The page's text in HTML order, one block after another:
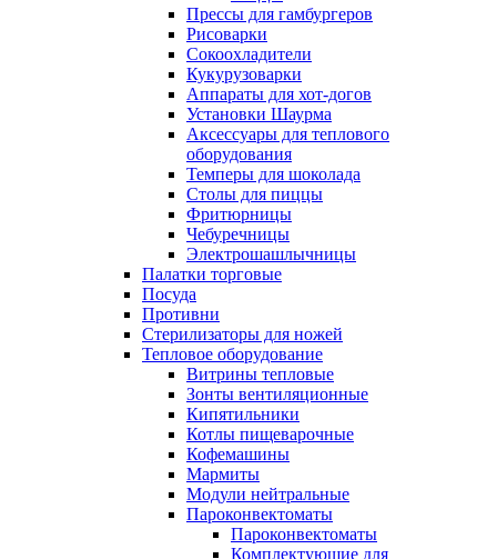
Прессы для гамбургеров
Рисоварки
Сокоохладители
Кукурузоварки
Аппараты для хот-догов
Установки Шаурма
Аксессуары для теплового
оборудования
Темперы для шоколада
Столы для пиццы
Фритюрницы
Чебуречницы
Электрошашлычницы
Палатки торговые
Посуда
Противни
Стерилизаторы для ножей
Тепловое оборудование
Витрины тепловые
Зонты вентиляционные
Кипятильники
Котлы пищеварочные
Кофемашины
Мармиты
Модули нейтральные
Пароконвектоматы
Пароконвектоматы
Комплектующие для